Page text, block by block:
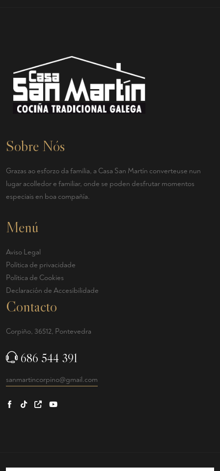
Sobre Nós
Grazas ao esforzo da familia, a Casa San Martín converteuse nun
lugar acolledor e familiar, onde se poden desfrutar momentos
especiais en boa compañía.
Menú
Aviso Legal
Política de privacidade
Política de Cookies
Declaración de Accesibilidade
Contacto
Corpiño, 36512, Pontevedra
686 544 391
sanmartincorpino@gmail.com